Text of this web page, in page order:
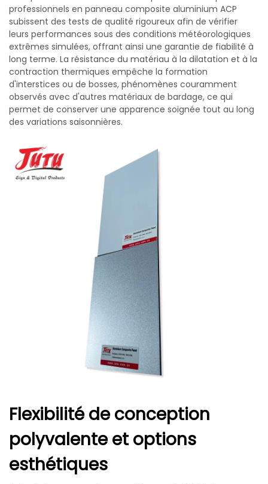
professionnels en panneau composite aluminium ACP
subissent des tests de qualité rigoureux afin de vérifier
leurs performances sous des conditions météorologiques
extrêmes simulées, offrant ainsi une garantie de fiabilité à
long terme. La résistance du matériau à la dilatation et à la
contraction thermiques empêche la formation
d'interstices ou de bosses, phénomènes couramment
observés avec d'autres matériaux de bardage, ce qui
permet de conserver une apparence soignée tout au long
des variations saisonnières.
Flexibilité de conception
polyvalente et options
esthétiques